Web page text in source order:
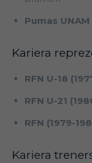
Pumas UNAM
Kariera
RFN U-18
RFN U-21
RFN (1979-
Kariera